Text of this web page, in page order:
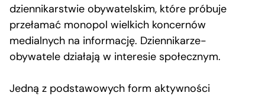
dziennikarstwie obywatelskim, które próbuje
przełamać monopol wielkich koncernów
medialnych na informację. Dziennikarze-
obywatele działają w interesie społecznym.
Jedną z podstawowych form aktywności